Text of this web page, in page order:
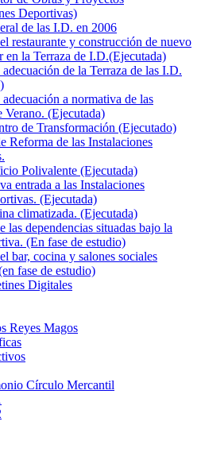
Deportivas)
de las I.D. en 2006
restaurante y construcción de nuevo
en la Terraza de I.D.(Ejecutada)
de la Terraza de las I.D.
a normativa de las
Verano. (Ejecutada)
de Transformación (Ejecutado)
Reforma de las Instalaciones
Polivalente (Ejecutada)
entrada a las Instalaciones
(Ejecutada)
climatizada. (Ejecutada)
las dependencias situadas bajo la
(En fase de estudio)
bar, cocina y salones sociales
fase de estudio)
Digitales
Reyes Magos
Círculo Mercantil